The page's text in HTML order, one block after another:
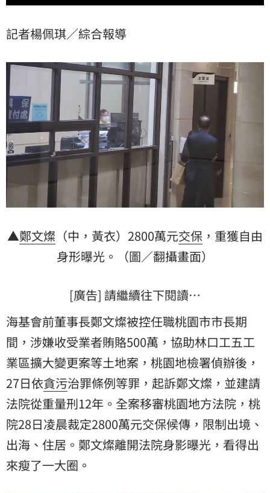
記者楊佩琪／綜合報導
▲鄭文燦 （中，黃衣）2800萬元交保 ，重獲自由
身形曝光。（圖／翻攝畫面）
[廣告] 請繼續往下閱讀…
海基會前董事長鄭文燦被控任職桃園市市長期
間，涉嫌收受業者賄賂500萬，協助林口工五工
業區擴大變更案等土地案，桃園地檢署偵辦後，
27日依貪污治罪條例等罪，起訴鄭文燦，並建請
法院從重量刑12年。全案移審桃園地方法院，桃
院28日凌晨裁定2800萬元交保候傳，限制出境、
出海、住居。鄭文燦離開法院身影曝光，看得出
來瘦了一大圈。